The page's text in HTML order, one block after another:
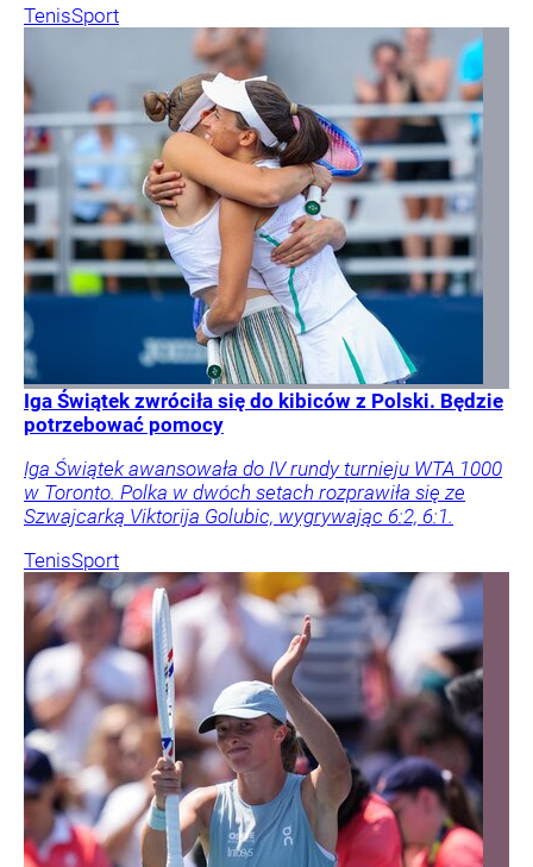
TenisSport
Iga Świątek zwróciła się do kibiców z Polski. Będzie
potrzebować pomocy
Iga Świątek awansowała do IV rundy turnieju WTA 1000
w Toronto. Polka w dwóch setach rozprawiła się ze
Szwajcarką Viktorija Golubic, wygrywając 6:2, 6:1.
TenisSport